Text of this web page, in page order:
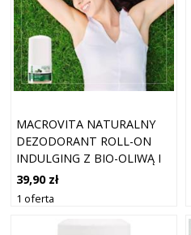
MACROVITA NATURALNY
DEZODORANT ROLL-ON
INDULGING Z BIO-OLIWĄ I
OWSEM 50ML
39,90 zł
1 oferta